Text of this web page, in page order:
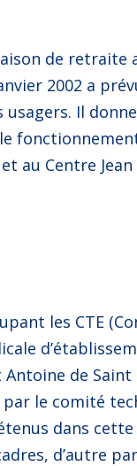
de
2002 a
Il
au Centre Jean
les CTE
de Saint
le comité
dans
d’autre